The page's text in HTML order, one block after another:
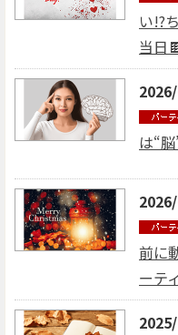
い!?
当日
は“
前に
ーティ